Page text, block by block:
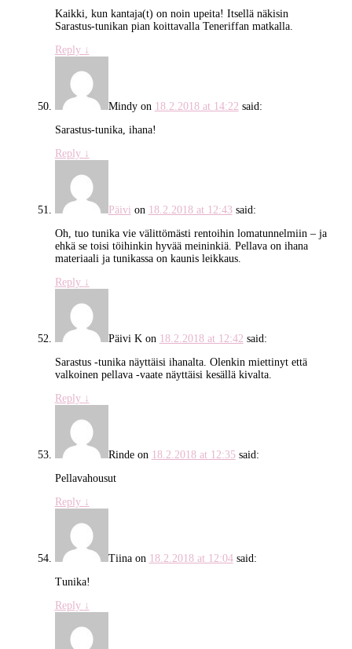
Kaikki, kun kantaja(t) on noin upeita! Itsellä näkisin
Sarastus-tunikan pian koittavalla Teneriffan matkalla.
Reply ↓
Mindyon 18.2.2018 at 14:22 said:
Sarastus-tunika, ihana!
Reply ↓
Päivi on 18.2.2018 at 12:43 said:
Oh, tuo tunika vie välittömästi rentoihin lomatunnelmiin – ja
ehkä se toisi töihinkin hyvää meininkiä. Pellava on ihana
materiaali ja tunikassa on kaunis leikkaus.
Reply ↓
Päivi Kon 18.2.2018 at 12:42 said:
Sarastus -tunika näyttäisi ihanalta. Olenkin miettinyt että
valkoinen pellava -vaate näyttäisi kesällä kivalta.
Reply ↓
Rindeon 18.2.2018 at 12:35 said:
Pellavahousut
Reply ↓
Tiinaon 18.2.2018 at 12:04 said:
Tunika!
Reply ↓